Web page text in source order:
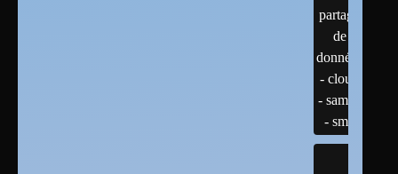
partage
de
données
- cloud
- samba
- smb